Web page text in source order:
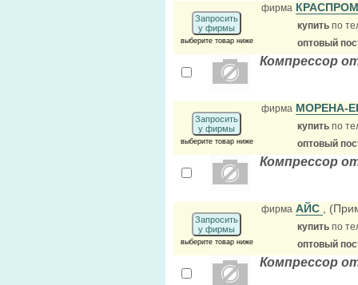
Запросить
у фирмы
выберите товар ниже
фирма
купить по
оптовый
Компрессор
Запросить
у фирмы
выберите товар ниже
фирма МОРЕНА-
купить по
оптовый
Компрессор
Запросить
у фирмы
выберите товар ниже
фирма АЙС ,
купить по
оптовый
Компрессор